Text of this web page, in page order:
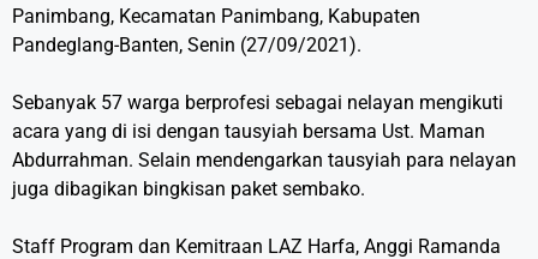
Panimbang, Kecamatan Panimbang, Kabupaten
Pandeglang-Banten, Senin (27/09/2021).
Sebanyak 57 warga berprofesi sebagai nelayan mengikuti
acara yang di isi dengan tausyiah bersama Ust. Maman
Abdurrahman. Selain mendengarkan tausyiah para nelayan
juga dibagikan bingkisan paket sembako.
Staff Program dan Kemitraan LAZ Harfa, Anggi Ramanda